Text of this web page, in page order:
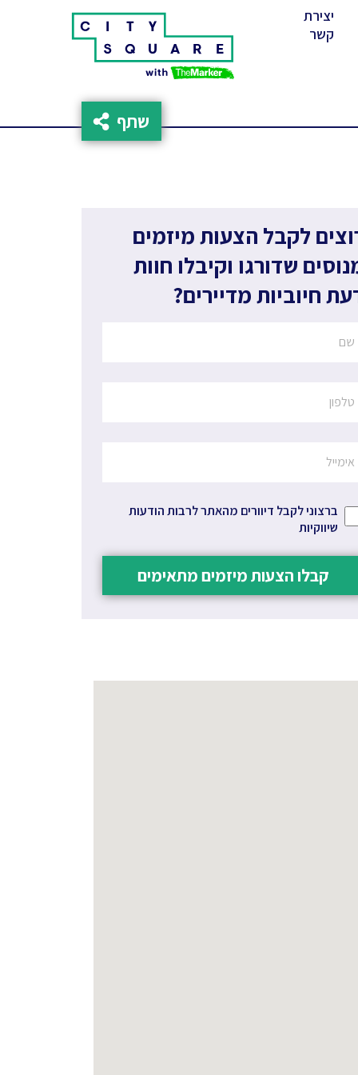
יצירת
קשר
שתף
לקבל הצעות מיזמים
שדורגו וקיבלו חוות
חיוביות מדיירים?
ברצוני לקבל דיוורים מהאתר לרבות הודעות
שיווקיות
קבלו הצעות מיזמים מתאימים